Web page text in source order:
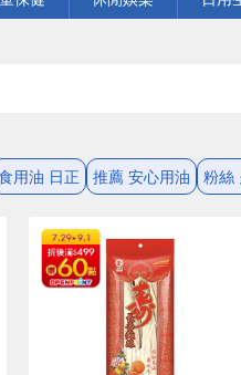
用油 日正 推薦 安心用油 粉絲